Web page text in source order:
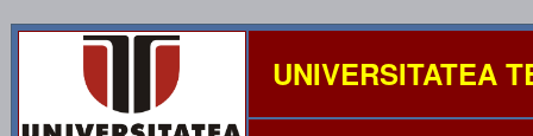
UNIVERSITATEA